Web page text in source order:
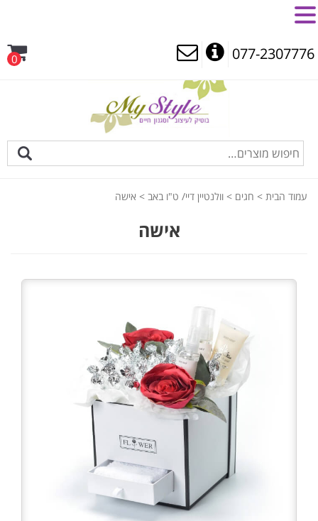
077-2307776
0
עמוד הבית > חגים > וולנטיין דיי/ ט"ו באב > אישה
אישה